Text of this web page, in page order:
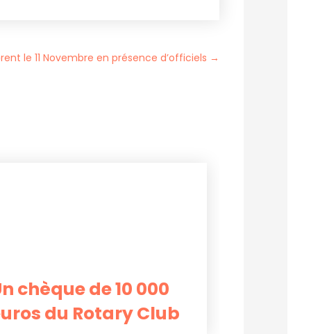
le 11 Novembre en présence d’officiels →
chèque de 10 000
du Rotary Club